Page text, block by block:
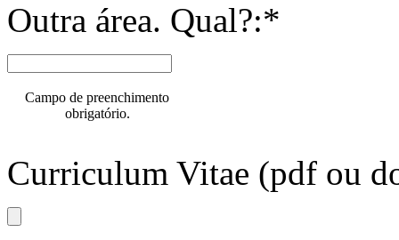
Outra área. Qual?:*
Campo de preenchimento
obrigatório.
Curriculum Vitae (pdf ou